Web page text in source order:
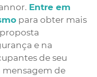
Entre em
para obter mais
e na
de seu
mensagem de